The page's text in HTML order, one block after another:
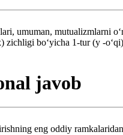
umuman, mutualizmlarni
boʻyicha 1-tur (y -
javob
eng oddiy